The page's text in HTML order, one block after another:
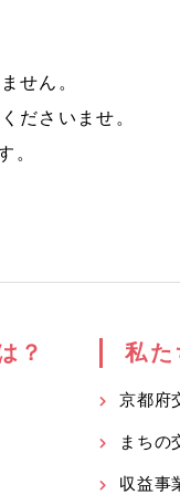
せん。
ださいませ。
。
？ 私た
京都府
まちの
収益事